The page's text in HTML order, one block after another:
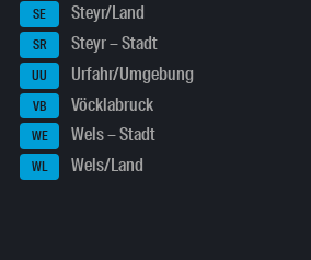
SE Steyr/Land
SR Steyr – Stadt
UU Urfahr/Umgebung
VB Vöcklabruck
WE Wels – Stadt
WL Wels/Land